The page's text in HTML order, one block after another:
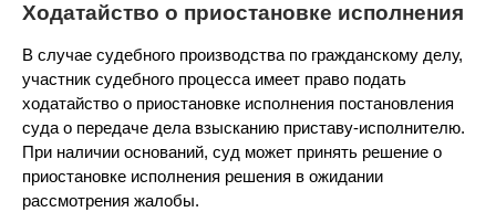
Ходатайство о приостановке исполнения
В случае судебного производства по гражданскому делу,
участник судебного процесса имеет право подать
ходатайство о приостановке исполнения постановления
суда о передаче дела взысканию приставу-исполнителю.
При наличии оснований, суд может принять решение о
приостановке исполнения решения в ожидании
рассмотрения жалобы.